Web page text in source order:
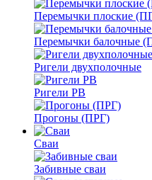
Перемычки плоские
Перемычки балочные
Ригели двухполочные
Ригели РВ
Прогоны (ПРГ)
Сваи
Забивные сваи